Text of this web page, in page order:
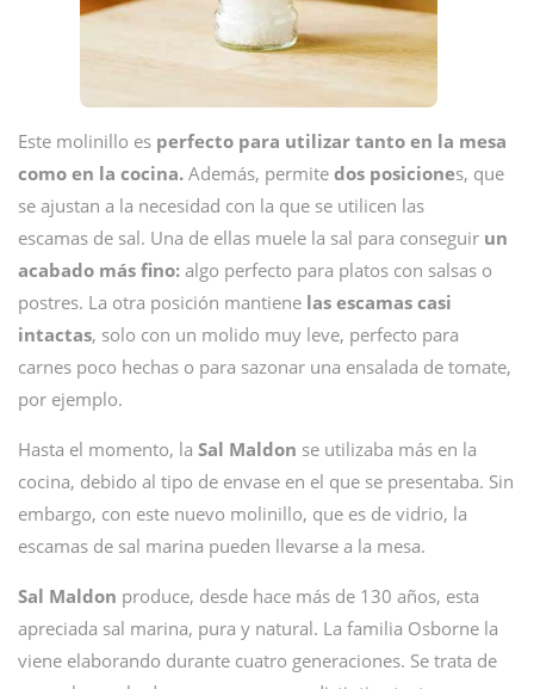
Este molinillo es perfecto para utilizar tanto en la mesa
como en la cocina. Además, permite dos posiciones, que
se ajustan a la necesidad con la que se utilicen las
escamas de sal. Una de ellas muele la sal para conseguir un
acabado más fino: algo perfecto para platos con salsas o
postres. La otra posición mantiene las escamas casi
intactas, solo con un molido muy leve, perfecto para
carnes poco hechas o para sazonar una ensalada de tomate,
por ejemplo.
Hasta el momento, la Sal Maldon se utilizaba más en la
cocina, debido al tipo de envase en el que se presentaba. Sin
embargo, con este nuevo molinillo, que es de vidrio, la
escamas de sal marina pueden llevarse a la mesa.
Sal Maldon produce, desde hace más de 130 años, esta
apreciada sal marina, pura y natural. La familia Osborne la
viene elaborando durante cuatro generaciones. Se trata de